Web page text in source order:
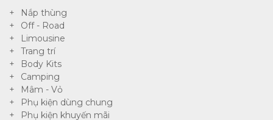
Nắp thùng
Off - Road
Limousine
Trang trí
Body Kits
Camping
Mâm - Vỏ
Phụ kiện dùng chung
Phụ kiện khuyến mãi